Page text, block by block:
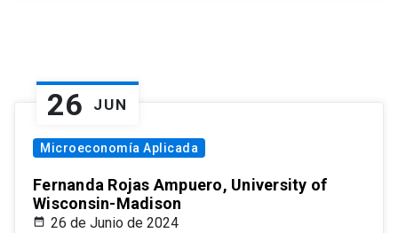
26 JUN
Microeconomía Aplicada
Fernanda Rojas Ampuero, University of
Wisconsin-Madison
26 de Junio de 2024